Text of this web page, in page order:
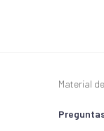
Material